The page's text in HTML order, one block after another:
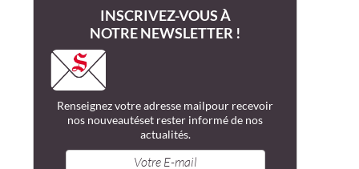
INSCRIVEZ-VOUS À
NOTRE NEWSLETTER !
Renseignez votre adresse mailpour recevoir
nos nouveautéset rester informé de nos
actualités.